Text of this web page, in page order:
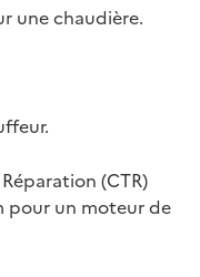
une chaudière.
(CTR)
pour un moteur de